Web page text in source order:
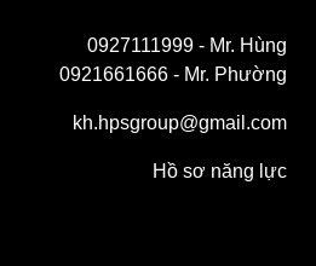
0927111999 - Mr. Hùng
0921661666 - Mr. Phường
kh.hpsgroup@gmail.com
Hồ sơ năng lực